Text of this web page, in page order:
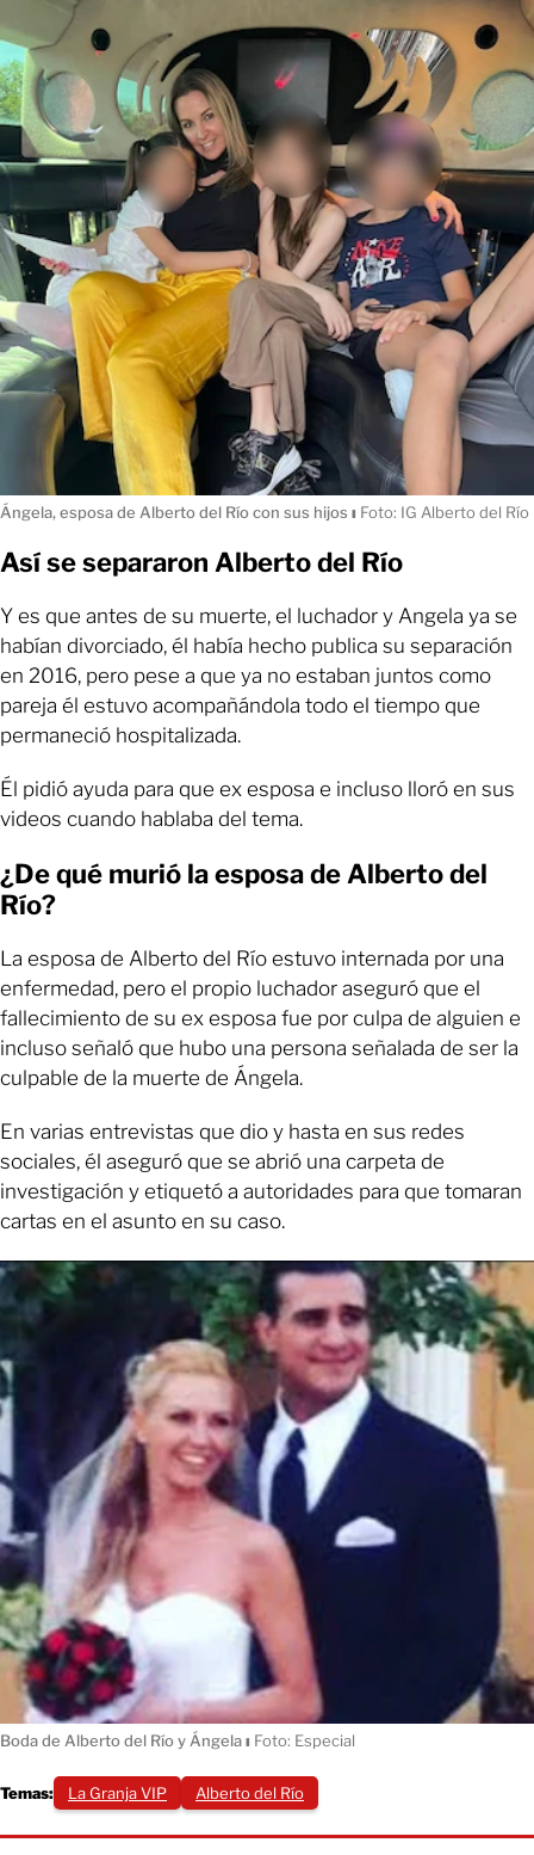
Ángela, esposa de Alberto del Río con sus hijos ı Foto: IG Alberto del Río
Así se separaron Alberto del Río
Y es que antes de su muerte, el luchador y Angela ya se
habían divorciado, él había hecho publica su separación
en 2016, pero pese a que ya no estaban juntos como
pareja él estuvo acompañándola todo el tiempo que
permaneció hospitalizada.
Él pidió ayuda para que ex esposa e incluso lloró en sus
videos cuando hablaba del tema.
¿De qué murió la esposa de Alberto del
Río?
La esposa de Alberto del Río estuvo internada por una
enfermedad, pero el propio luchador aseguró que el
fallecimiento de su ex esposa fue por culpa de alguien e
incluso señaló que hubo una persona señalada de ser la
culpable de la muerte de Ángela.
En varias entrevistas que dio y hasta en sus redes
sociales, él aseguró que se abrió una carpeta de
investigación y etiquetó a autoridades para que tomaran
cartas en el asunto en su caso.
Boda de Alberto del Río y Ángelaı Foto: Especial
Temas: La Granja VIP Alberto del Río